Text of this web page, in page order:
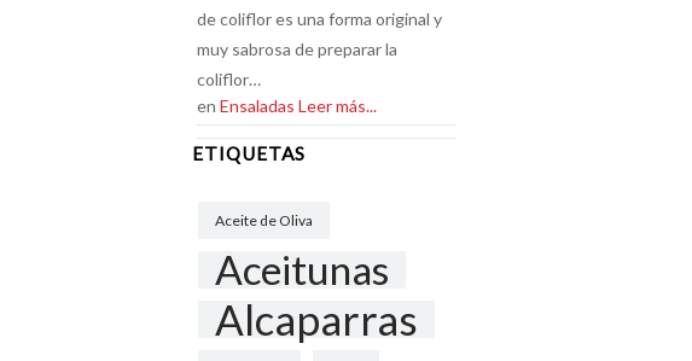
de coliflor es una forma original y
muy sabrosa de preparar la
coliflor…
enEnsaladas Leer más...
ETIQUETAS
Aceite de Oliva
Aceitunas
Alcaparras